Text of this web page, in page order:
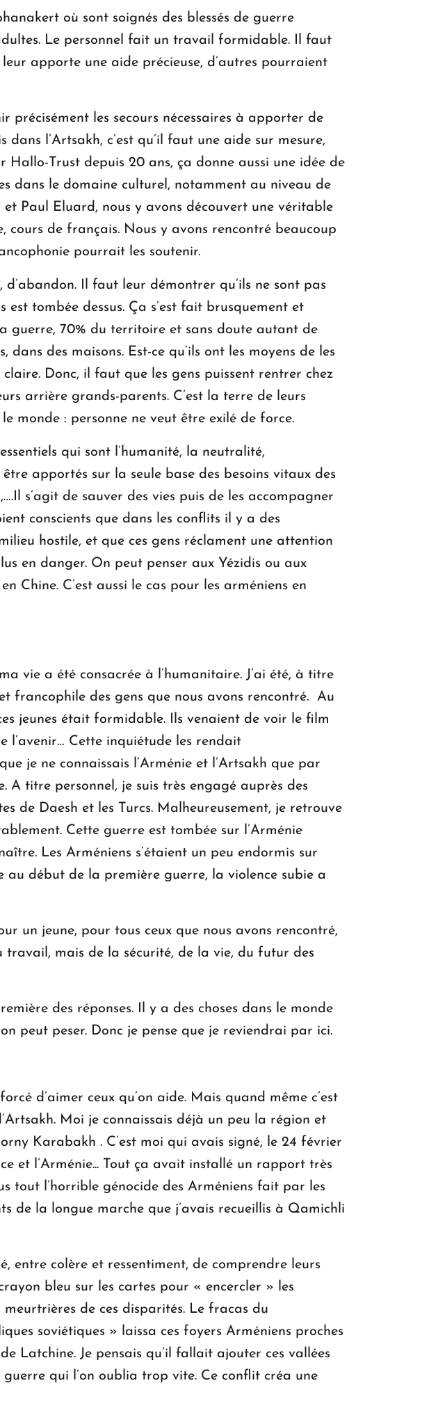
où sont soignés des blessés de guerre
Le personnel fait un travail formidable. Il faut
apporte une aide précieuse, d’autres pourraient
les secours nécessaires à apporter de
l’Artsakh, c’est qu’il faut une aide sur mesure,
Trust depuis 20 ans, ça donne aussi une idée de
dans le domaine culturel, notamment au niveau de
Paul Eluard, nous y avons découvert une véritable
cours de français. Nous y avons rencontré beaucoup
pourrait les soutenir.
Il faut leur démontrer qu’ils ne sont pas
est tombée dessus. Ça s’est fait brusquement et
guerre, 70% du territoire et sans doute autant de
des maisons. Est-ce qu’ils ont les moyens de les
Donc, il faut que les gens puissent rentrer chez
arrière grands-parents. C’est la terre de leurs
monde : personne ne veut être exilé de force.
qui sont l’humanité, la neutralité,
apportés sur la seule base des besoins vitaux des
s’agit de sauver des vies puis de les accompagner
conscients que dans les conflits il y a des
hostile, et que ces gens réclament une attention
en danger. On peut penser aux Yézidis ou aux
C’est aussi le cas pour les arméniens en
vie a été consacrée à l’humanitaire. J’ai été, à titre
francophile des gens que nous avons rencontré. Au
jeunes était formidable. Ils venaient de voir le film
l’avenir… Cette inquiétude les rendait
je ne connaissais l’Arménie et l’Artsakh que par
A titre personnel, je suis très engagé auprès des
de Daesh et les Turcs. Malheureusement, je retrouve
Cette guerre est tombée sur l’Arménie
Les Arméniens s’étaient un peu endormis sur
au début de la première guerre, la violence subie a
un jeune, pour tous ceux que nous avons rencontré,
mais de la sécurité, de la vie, du futur des
des réponses. Il y a des choses dans le monde
peut peser. Donc je pense que je reviendrai par ici.
d’aimer ceux qu’on aide. Mais quand même c’est
Moi je connaissais déjà un peu la région et
Karabakh . C’est moi qui avais signé, le 24 février
et l’Arménie... Tout ça avait installé un rapport très
tout l’horrible génocide des Arméniens fait par les
de la longue marche que j’avais recueillis à Qamichli
entre colère et ressentiment, de comprendre leurs
bleu sur les cartes pour « encercler » les
meurtrières de ces disparités. Le fracas du
soviétiques » laissa ces foyers Arméniens proches
Latchine. Je pensais qu’il fallait ajouter ces vallées
qui l’on oublia trop vite. Ce conflit créa une